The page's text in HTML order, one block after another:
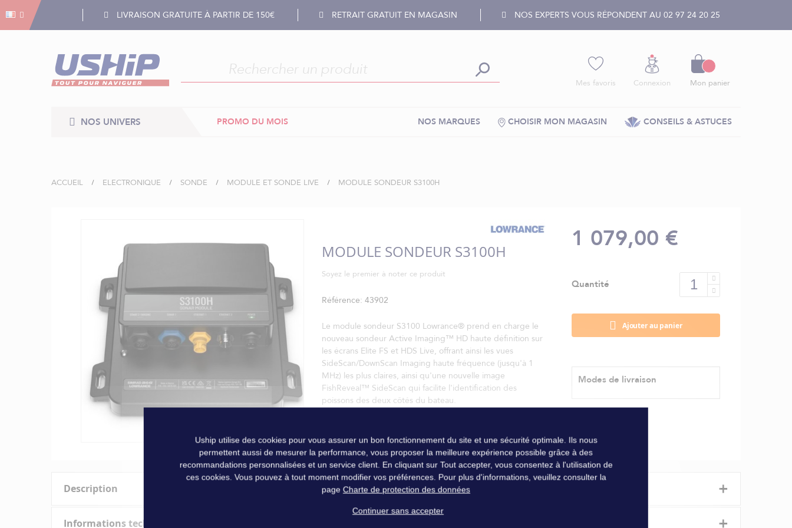
LIVRAISON GRATUITE À PARTIR DE 150€ RETRAIT GRATUIT EN MAGASIN NOS EXPERTS VOUS RÉPONDENT AU 02 97 24 20 25
Mes favoris Connexion Mon panier
NOS UNIVERS PROMO DU MOIS CONSEILS & ASTUCES
CHOISIR MON MAGASIN
NOS MARQUES
ACCUEIL ELECTRONIQUE SONDE MODULE ET SONDE LIVE MODULE SONDEUR S3100H
images
gallery
beginning
MODULE SONDEUR S3100H
Soyez le premier à noter ce produit
Référence 43902
Le module sondeur S3100 Lowrance® prend en charge le
nouveau sondeur Active Imaging™ HD haute définition sur
les écrans Elite FS et HDS Live, offrant ainsi les vues
SideScan/DownScan Imaging haute fréquence (jusqu'à 1
MHz) les plus claires, ainsi qu'une nouvelle image
FishReveal™ SideScan qui facilite l'identification des
poissons des deux côtés du bateau.
1 079,00 €
Quantité
Ajouter au panier
Modes de livraison
Description +
MODULE SONDEURS3100
Informations techniques +
Gestion des cookies
Uship utilise des cookies pour vous assurer un bon fonctionnement du site et une sécurité optimale. Ils nous
permettent aussi de mesurer la performance, vous proposer la meilleure expérience possible grâce à des
recommandations personnalisées et un service client. En cliquant sur Tout accepter, vous consentez à l'utilisation de
ces cookies. Vous pouvez à tout moment modifier vos préférences. Pour plus d'informations, veuillez consulter la
page Charte de protection des données
Continuer sans accepter
Gestion des cookies